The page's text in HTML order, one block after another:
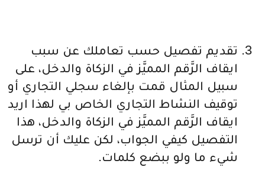
تقديم تفصيل حسب تعاملك عن سبب
ايقاف الرَّقم المميَّز في الزكاة والدخل، على
سبيل المثال قمت بإلغاء سجلي التجاري أو
توقيف النشاط التجاري الخاص بي لهذا اريد
ايقاف الرَّقم المميَّز في الزكاة والدخل، هذا
التفصيل كيفي الجواب، لكن عليك أن ترسل
شيء ما ولو ببضع كلمات.